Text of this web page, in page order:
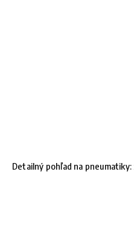
Detailný pohľad na pneumatiky: